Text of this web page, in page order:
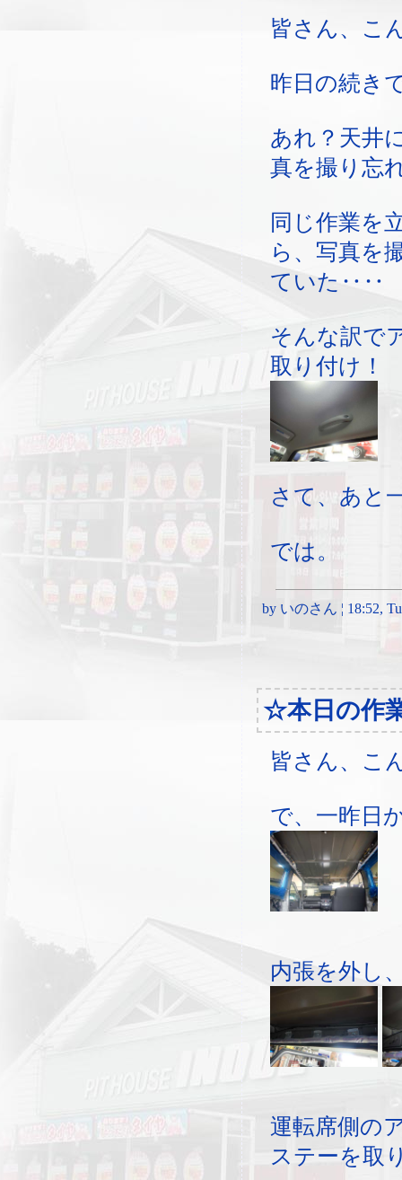
皆さん、こ
昨日の続き
あれ？天井
真を撮り忘
同じ作業を
ら、写真を
ていた‥‥
そんな訳で
取り付け！
さて、あと
では。
by いのさん ¦ 18:52,
☆本日の作
皆さん、こ
で、一昨日
内張を外し
運転席側の
ステーを取